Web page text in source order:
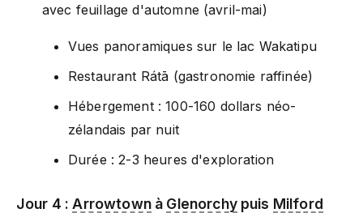
avec feuillage d'automne (avril-mai)
Vues panoramiques sur le lac Wakatipu
Restaurant Rátā (gastronomie raffinée)
Hébergement : 100-160 dollars néo-
zélandais par nuit
Durée : 2-3 heures d'exploration
Jour 4 : Arrowtownà Glenorchypuis Milford